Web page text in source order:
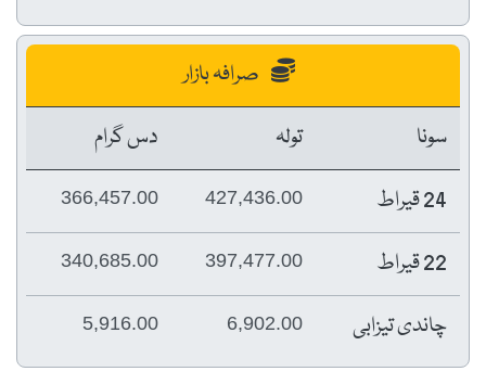
صرافہ بازار
سونا
تولہ
دس گرام
24 قیراط
427,436.00
366,457.00
22 قیراط 397,477.00
340,685.00
چاندی تیزابی 6,902.00
5,916.00